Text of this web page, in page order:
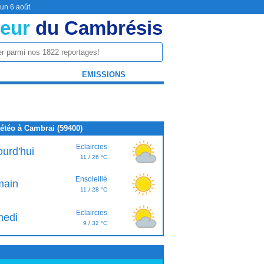
6 août
du Cambrésis
EMISSIONS
à Cambrai (59400)
Eclaircies
11 / 26 °C
Ensoleillé
11 / 28 °C
Eclaircies
9 / 32 °C